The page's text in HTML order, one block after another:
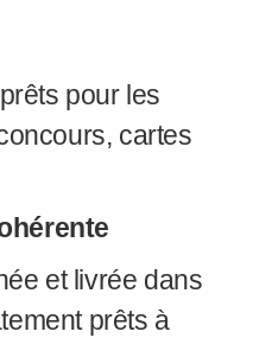
pour les
cartes
et livrée dans
prêts à